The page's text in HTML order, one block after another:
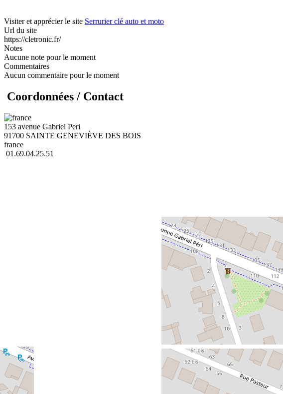
Visiter et apprécier le site Serrurier clé auto et moto
Url du site
https://cletronic.fr/
Notes
Aucune note pour le moment
Commentaires
Aucun commentaire pour le moment
Coordonnées / Contact
153 avenue Gabriel Peri
91700 SAINTE GENEVIÈVE DES BOIS
france
01.69.04.25.51